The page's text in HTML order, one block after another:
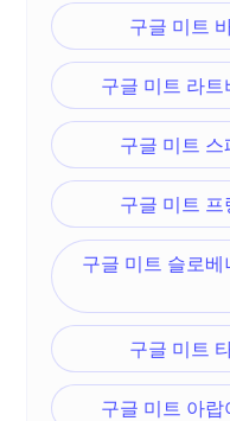
구글 미트
구글 미트 라
구글 미트
구글 미트
구글 미트 슬로
구글 미트
구글 미트 아